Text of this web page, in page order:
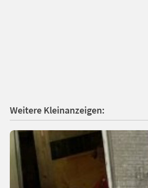
Weitere Kleinanzeigen: